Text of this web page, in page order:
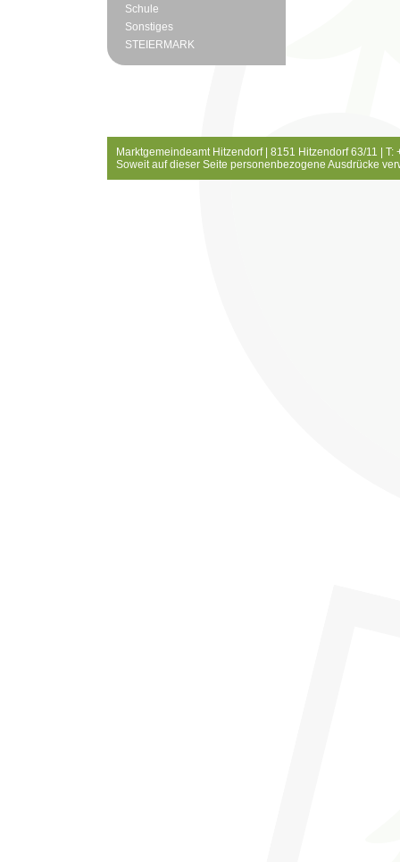
Schule
Sonstiges
STEIERMARK
Marktgemeindeamt Hitzendorf | 8151 Hitzendorf 63/11 |
Soweit auf dieser Seite personenbezogene Ausdrücke